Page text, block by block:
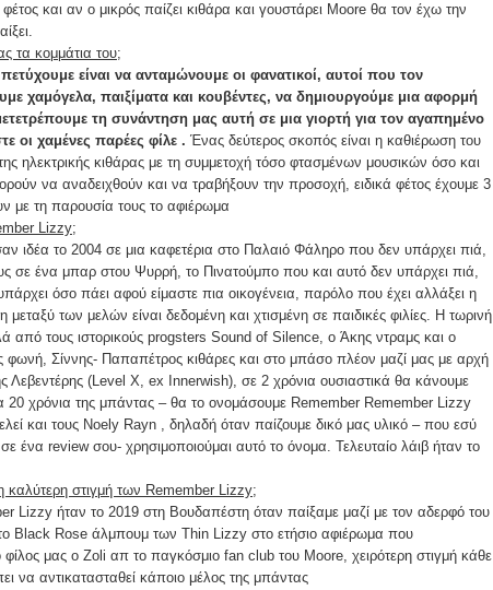
και αν ο μικρός παίζει κιθάρα και γουστάρει Moore θα τον έχω την
τα κομμάτια του;
είναι να ανταμώνουμε οι φανατικοί, αυτοί που τον
χαμόγελα, παιξίματα και κουβέντες, να δημιουργούμε μια αφορμή
τη συνάντηση μας αυτή σε μια γιορτή για τον αγαπημένο
οι χαμένες παρέες φίλε . Ένας δεύτερος σκοπός είναι η καθιέρωση του
ηλεκτρικής κιθάρας με τη συμμετοχή τόσο φτασμένων μουσικών όσο και
να αναδειχθούν και να τραβήξουν την προσοχή, ειδικά φέτος έχουμε 3
με τη παρουσία τους το αφιέρωμα
Lizzy;
ιδέα το 2004 σε μια καφετέρια στο Παλαιό Φάληρο που δεν υπάρχει πιά,
σε ένα μπαρ στου Ψυρρή, το Πινατούμπο που και αυτό δεν υπάρχει πιά,
όσο πάει αφού είμαστε πια οικογένεια, παρόλο που έχει αλλάξει η
των μελών είναι δεδομένη και χτισμένη σε παιδικές φιλίες. Η τωρινή
από τους ιστορικούς progsters Sound of Silence, o Άκης ντραμς και ο
Σίννης- Παπαπέτρος κιθάρες και στο μπάσο πλέον μαζί μας με αρχή
Λεβεντέρης (Level X, ex Innerwish), σε 2 χρόνια ουσιαστικά θα κάνουμε
20 χρόνια της μπάντας – θα το ονομάσουμε Remember Remember Lizzy
και τους Noely Rayn , δηλαδή όταν παίζουμε δικό μας υλικό – που εσύ
ένα review σου- χρησιμοποιούμαι αυτό το όνομα. Τελευταίο λάιβ ήταν το
καλύτερη στιγμή των Remember Lizzy;
Lizzy ήταν το 2019 στη Βουδαπέστη όταν παίξαμε μαζί με τον αδερφό του
Black Rose άλμπουμ των Thin Lizzy στο ετήσιο αφιέρωμα που
φίλος μας ο Zoli απ το παγκόσμιο fan club του Moore, χειρότερη στιγμή κάθε
να αντικατασταθεί κάποιο μέλος της μπάντας